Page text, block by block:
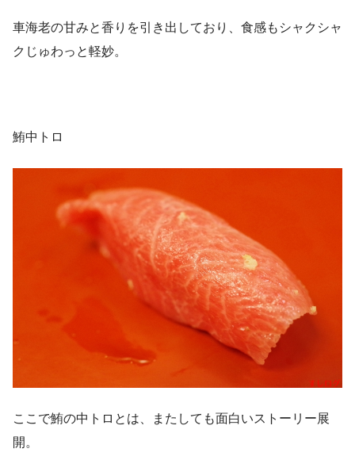
車海老の甘みと香りを引き出しており、食感もシャクシャ
クじゅわっと軽妙。
鮪中トロ
ここで鮪の中トロとは、またしても面白いストーリー展
開。